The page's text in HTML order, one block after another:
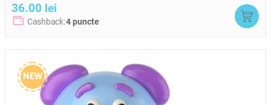
36.00 lei
Cashback:4 puncte
NEW